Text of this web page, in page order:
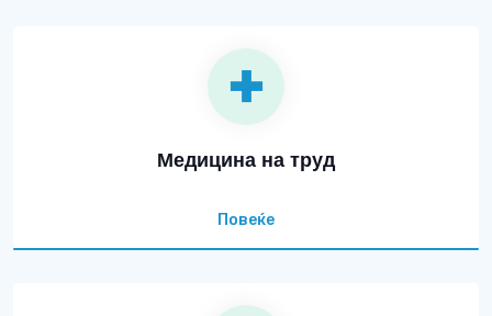
Медицина на труд
Повеќе